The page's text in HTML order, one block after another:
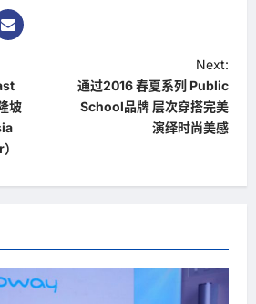
坡
Next:
通过2016 春夏系列 Public
School品牌 层次穿搭完美
演绎时尚美感